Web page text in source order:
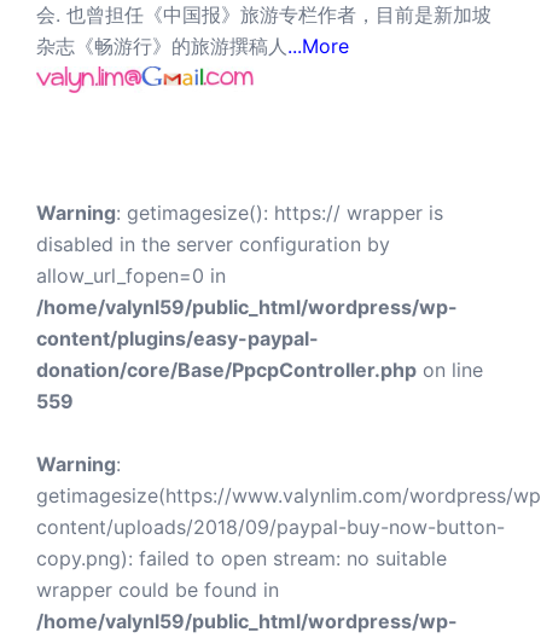
会. 也曾担任《中国报》旅游专栏作者，目前是新加坡
杂志《畅游行》的旅游撰稿人 ...More
Warning: getimagesize(): https:// wrapper is
disabled in the server configuration by
allow_url_fopen=0 in
/home/valynl59/public_html/wordpress/wp-
content/plugins/easy-paypal-
donation/core/Base/PpcpController.php on line
559
Warning:
getimagesize(https://www.valynlim.com/wordpress/
content/uploads/2018/09/paypal-buy-now-button-
copy.png): failed to open stream: no suitable
wrapper could be found in
/home/valynl59/public_html/wordpress/wp-